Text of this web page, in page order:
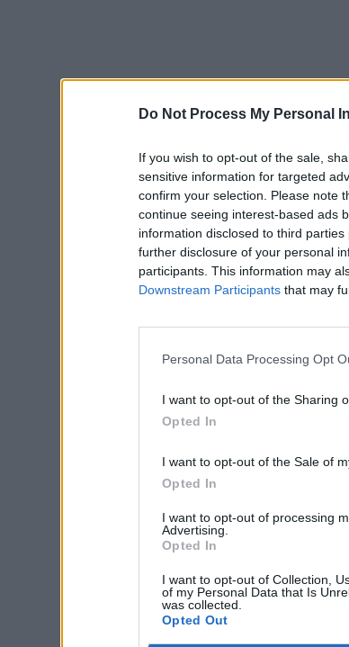
Do Not Process My Personal
If you wish to opt-out of the sale,
sensitive information for targeted
confirm your selection. Please note
continue seeing interest-based ads
information disclosed to third
further disclosure of your personal
participants. This information may
Downstream Participants that may
Personal Data Processing Opt
I want to opt-out of the Sharing
Opted In
I want to opt-out of the Sale of
Opted In
I want to opt-out of processing
Advertising.
Opted In
I want to opt-out of Collection,
of my Personal Data that Is
was collected.
Opted Out